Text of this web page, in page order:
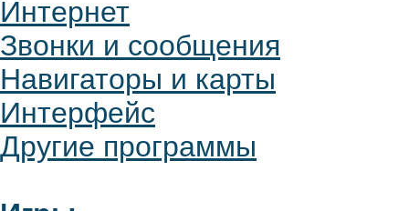
Интернет
Звонки и сообщения
Навигаторы и карты
Интерфейс
Другие программы